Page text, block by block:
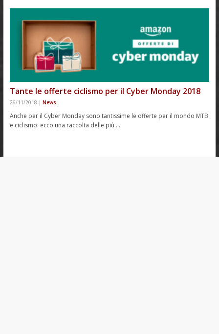
Tante le offerte ciclismo per il Cyber Monday 2018
26/11/2018 | News
Anche per il Cyber Monday sono tantissime le offerte per il mondo MTB
e ciclismo: ecco una raccolta delle più …